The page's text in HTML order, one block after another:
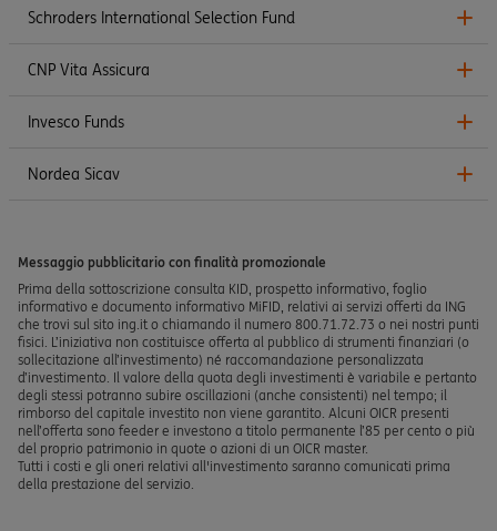
Schroders International Selection Fund
CNP Vita Assicura
Invesco Funds
Nordea Sicav
Messaggio pubblicitario con finalità promozionale
Prima della sottoscrizione consulta KID, prospetto informativo, foglio
informativo e documento informativo MiFID, relativi ai servizi offerti da ING
che trovi sul sito ing.it o chiamando il numero 800.71.72.73 o nei nostri punti
fisici. L’iniziativa non costituisce offerta al pubblico di strumenti finanziari (o
sollecitazione all’investimento) né raccomandazione personalizzata
d’investimento. Il valore della quota degli investimenti è variabile e pertanto
degli stessi potranno subire oscillazioni (anche consistenti) nel tempo; il
rimborso del capitale investito non viene garantito. Alcuni OICR presenti
nell’offerta sono feeder e investono a titolo permanente l’85 per cento o più
del proprio patrimonio in quote o azioni di un OICR master.
Tutti i costi e gli oneri relativi all'investimento saranno comunicati prima
della prestazione del servizio.